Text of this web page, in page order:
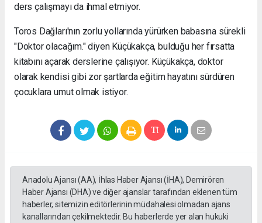
ders çalışmayı da ihmal etmiyor.
Toros Dağları'nın zorlu yollarında yürürken babasına sürekli
"Doktor olacağım." diyen Küçükakça, bulduğu her fırsatta
kitabını açarak derslerine çalışıyor. Küçükakça, doktor
olarak kendisi gibi zor şartlarda eğitim hayatını sürdüren
çocuklara umut olmak istiyor.
Anadolu Ajansı (AA), İhlas Haber Ajansı (İHA), Demirören
Haber Ajansı (DHA) ve diğer ajanslar tarafından eklenen tüm
haberler, sitemizin editörlerinin müdahalesi olmadan ajans
kanallarından çekilmektedir. Bu haberlerde yer alan hukuki